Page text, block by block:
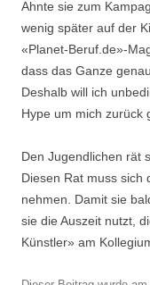
Ahnte sie zum
wenig später auf der
«Planet-Beruf.de»-
dass das Ganze
Deshalb will ich
Hype um mich zurück
Den Jugendlichen rät
Diesen Rat muss sich
nehmen. Damit sie
sie die Auszeit nutzt,
Künstler» am